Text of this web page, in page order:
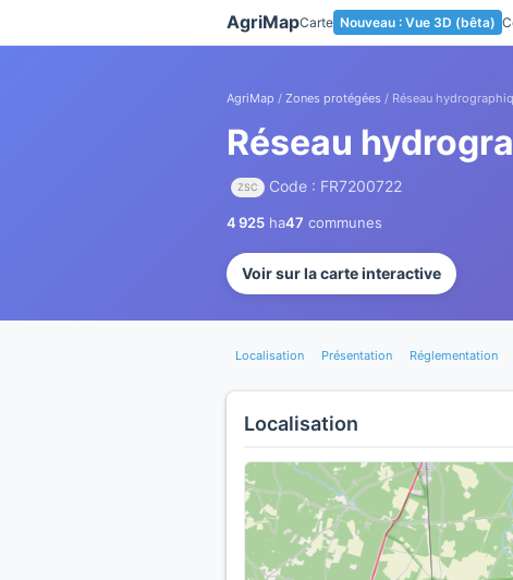
AgriMapCarte Nouveau : Vue 3D (bêta)
AgriMap / Zones protégées / Réseau
Réseau
ZSC Code : FR7200722
4 925 ha47 communes
Voir sur la carte interactive
Localisation Présentation Réglementation
Localisation
Panneau de gestion des cookies